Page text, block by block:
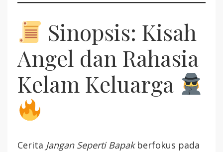
Sinopsis: Kisah
Angel dan Rahasia
Kelam Keluarga
Cerita Jangan Seperti Bapakberfokus pada